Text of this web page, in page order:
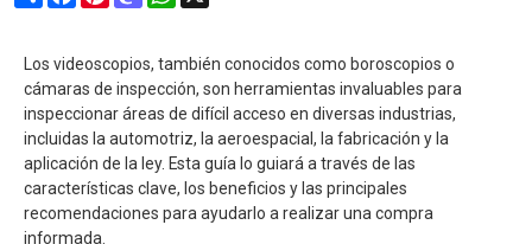
Los videoscopios, también conocidos como boroscopios o
cámaras de inspección, son herramientas invaluables para
inspeccionar áreas de difícil acceso en diversas industrias,
incluidas la automotriz, la aeroespacial, la fabricación y la
aplicación de la ley. Esta guía lo guiará a través de las
características clave, los beneficios y las principales
recomendaciones para ayudarlo a realizar una compra
informada.